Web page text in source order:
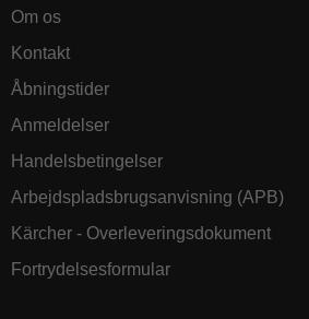
Om os
Kontakt
Åbningstider
Anmeldelser
Handelsbetingelser
Arbejdspladsbrugsanvisning (APB)
Kärcher - Overleveringsdokument
Fortrydelsesformular